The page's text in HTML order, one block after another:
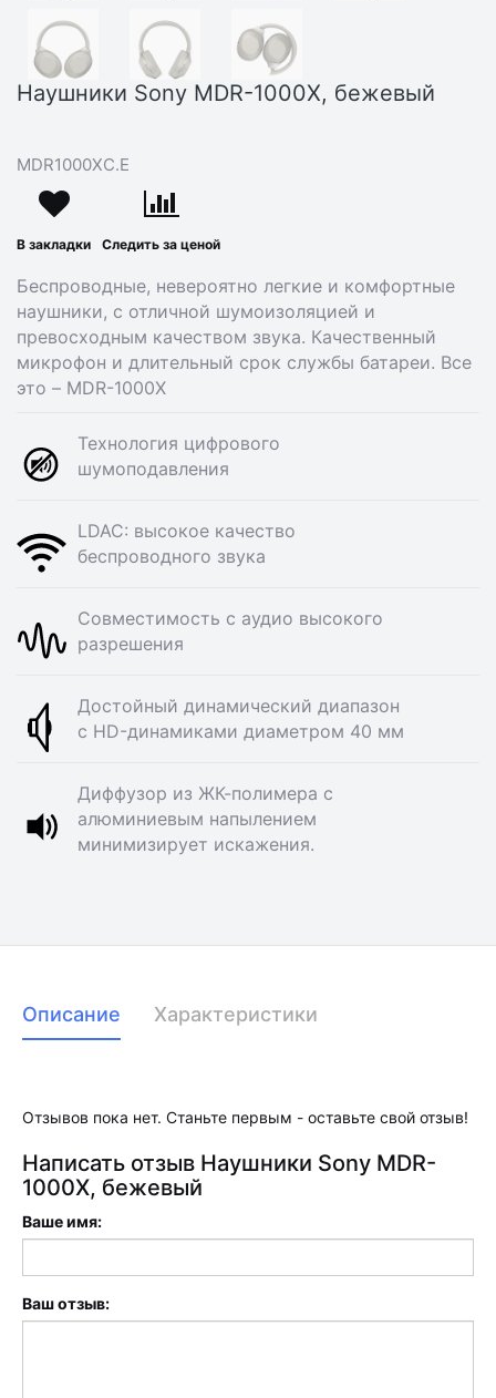
Наушники Sony MDR-1000X, бежевый
MDR1000XC.E
В закладки Следить за ценой
Беспроводные, невероятно легкие и комфортные
наушники, с отличной шумоизоляцией и
превосходным качеством звука. Качественный
микрофон и длительный срок службы батареи. Все
это – MDR-1000X
Технология цифрового
шумоподавления
LDAC: высокое качество
беспроводного звука
Совместимость с аудио высокого
разрешения
Достойный динамический диапазон
с HD-динамиками диаметром 40 мм
Диффузор из ЖК-полимера с
алюминиевым напылением
минимизирует искажения.
Описание Характеристики
Отзывов пока нет. Станьте первым - оставьте свой отзыв!
Написать отзыв Наушники Sony MDR-
1000X, бежевый
Ваше имя:
Ваш отзыв: